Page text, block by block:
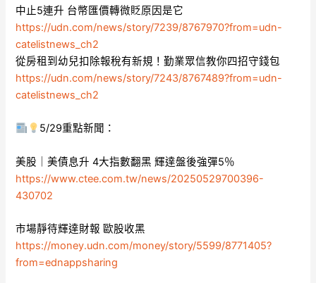
中止5連升 台幣匯價轉微貶原因是它
https://udn.com/news/story/7239/8767970?from=udn-
catelistnews_ch2
從房租到幼兒扣除報稅有新規！勤業眾信教你四招守錢包
https://udn.com/news/story/7243/8767489?from=udn-
catelistnews_ch2
5/29重點新聞：
美股｜美債息升 4大指數翻黑 輝達盤後強彈5％
https://www.ctee.com.tw/news/20250529700396-
430702
市場靜待輝達財報 歐股收黑
https://money.udn.com/money/story/5599/8771405?
from=ednappsharing